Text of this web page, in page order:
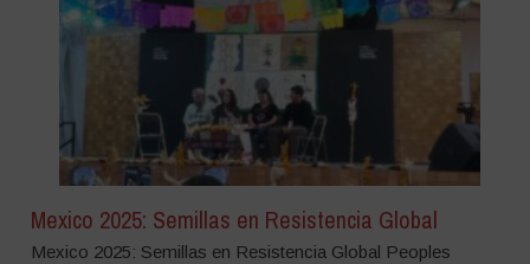
Mexico 2025: Semillas en Resistencia Global
Mexico 2025: Semillas en Resistencia Global Peoples